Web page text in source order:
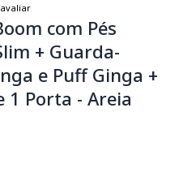
com Pés
+ Guarda-
e Puff Ginga +
1 Porta - Areia